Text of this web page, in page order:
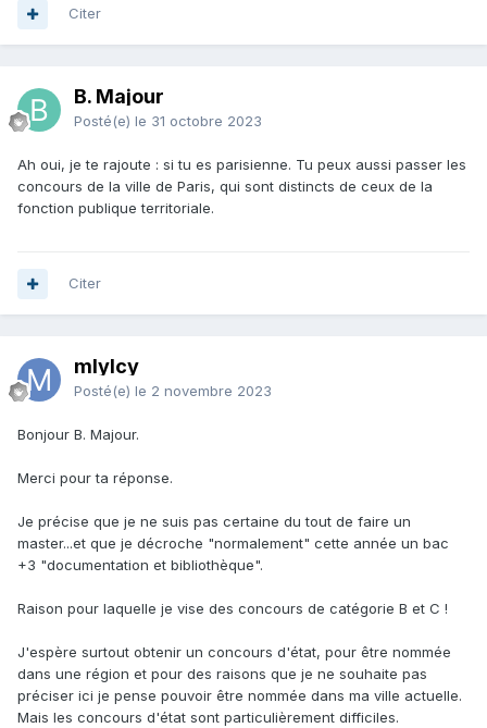
Citer
B. Majour
Posté(e) le 31 octobre 2023
Ah oui, je te rajoute : si tu es parisienne. Tu peux aussi passer les
concours de la ville de Paris, qui sont distincts de ceux de la
fonction publique territoriale.
Citer
mlylcy
Posté(e) le 2 novembre 2023
Bonjour B. Majour.
Merci pour ta réponse.
Je précise que je ne suis pas certaine du tout de faire un
master...et que je décroche "normalement" cette année un bac
+3 "documentation et bibliothèque".
Raison pour laquelle je vise des concours de catégorie B et C !
J'espère surtout obtenir un concours d'état, pour être nommée
dans une région et pour des raisons que je ne souhaite pas
préciser ici je pense pouvoir être nommée dans ma ville actuelle.
Mais les concours d'état sont particulièrement difficiles.